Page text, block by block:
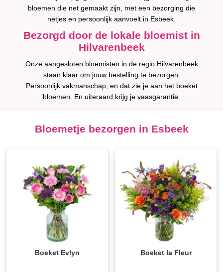
bloemen die net gemaakt zijn, met een bezorging die
netjes en persoonlijk aanvoelt in Esbeek.
Bezorgd door de lokale bloemist in
Hilvarenbeek
Onze aangesloten bloemisten in de regio Hilvarenbeek
staan klaar om jouw bestelling te bezorgen.
Persoonlijk vakmanschap, en dat zie je aan het boeket
bloemen. En uiteraard krijg je vaasgarantie.
Bloemetje bezorgen in Esbeek
Boeket Evlyn Boeket la Fleur